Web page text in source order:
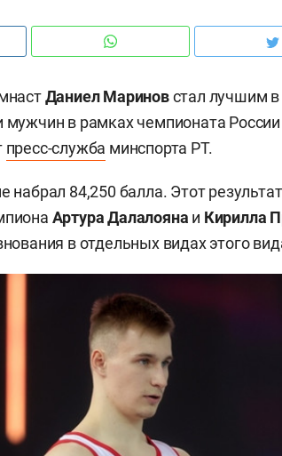
Даниел Мариновстал лучшим в
мужчин в рамках чемпионата
пресс-служба минспорта РТ.
набрал 84,250 балла. Этот
Артура Далалояна и Кирилла
в отдельных видах этого